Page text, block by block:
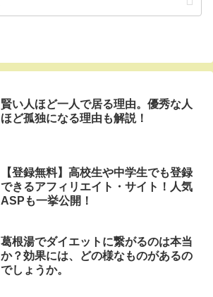
賢い人ほど一人で居る理由。優秀な人
ほど孤独になる理由も解説！
【登録無料】高校生や中学生でも登録
できるアフィリエイト・サイト！人気
ASPも一挙公開！
葛根湯でダイエットに繋がるのは本当
か？効果には、どの様なものがあるの
でしょうか。